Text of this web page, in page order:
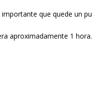
que quede un
aproximadamente 1 hora.